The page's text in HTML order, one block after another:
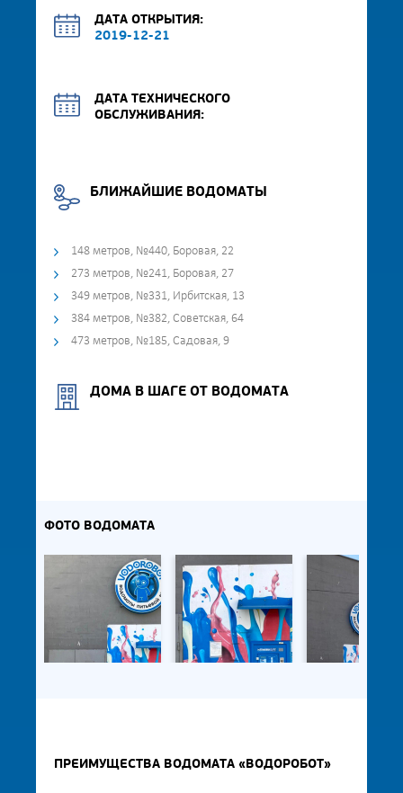
ДАТА ОТКРЫТИЯ:
2019-12-21
ДАТА ТЕХНИЧЕСКОГО
ОБСЛУЖИВАНИЯ:
БЛИЖАЙШИЕ ВОДОМАТЫ
148 метров, №440, Боровая, 22
273 метров, №241, Боровая, 27
349 метров, №331, Ирбитская, 13
384 метров, №382, Советская, 64
473 метров, №185, Садовая, 9
ДОМА В ШАГЕ ОТ ВОДОМАТА
ФОТО ВОДОМАТА
ПРЕИМУЩЕСТВА ВОДОМАТА «ВОДОРОБОТ»